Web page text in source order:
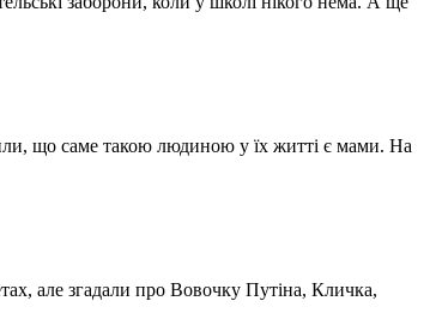
що саме такою людиною у їх житті є мами. На
але згадали про Вовочку Путіна, Кличка,